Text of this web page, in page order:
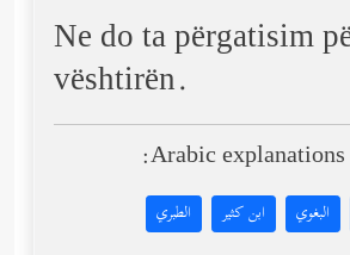
Ne do ta përgatisim
vështirën.
Arabic explanations
البغوي ابن كثير الطبري